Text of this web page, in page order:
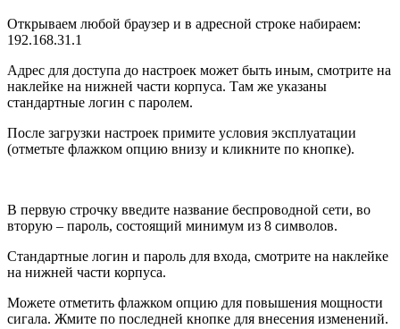
Открываем любой браузер и в адресной строке набираем:
192.168.31.1
Адрес для доступа до настроек может быть иным, смотрите на
наклейке на нижней части корпуса. Там же указаны
стандартные логин с паролем.
После загрузки настроек примите условия эксплуатации
(отметьте флажком опцию внизу и кликните по кнопке).
В первую строчку введите название беспроводной сети, во
вторую – пароль, состоящий минимум из 8 символов.
Стандартные логин и пароль для входа, смотрите на наклейке
на нижней части корпуса.
Можете отметить флажком опцию для повышения мощности
сигала. Жмите по последней кнопке для внесения изменений.